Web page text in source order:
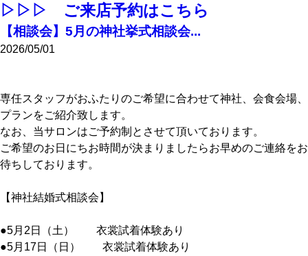
▷▷▷ ご来店予約はこちら
【相談会】5月の神社挙式相談会...
2026/05/01
専任スタッフがおふたりのご希望に合わせて神社、会食会場、
プランをご紹介致します。
なお、当サロンはご予約制とさせて頂いております。
ご希望のお日にちお時間が決まりましたらお早めのご連絡をお
待ちしております。
【神社結婚式相談会】
●5月2日（土） 衣裳試着体験あり
●5月17日（日） 衣裳試着体験あり